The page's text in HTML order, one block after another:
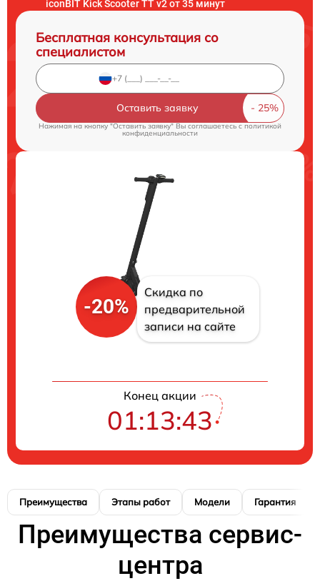
iconBIT Kick Scooter TT v2 от 35 минут
Бесплатная консультация со
специалистом
Оставить заявку
Нажимая на кнопку "Оставить заявку" Вы соглашаетесь cполитикой
конфиденциальности
-20%
Скидка по
предварительной
записи на сайте
Конец акции
01:13:42
Преимущества Этапы работ Модели Гарантия
Преимущества сервис-
центра